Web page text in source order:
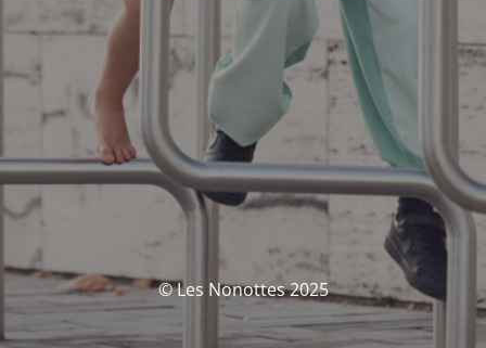
© Les Nonottes 2025